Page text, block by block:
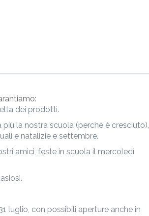
dei prodotti.
la nostra scuola (perchè è cresciuto),
e natalizie e settembre.
amici, feste in scuola il mercoledì
luglio, con possibili aperture anche in